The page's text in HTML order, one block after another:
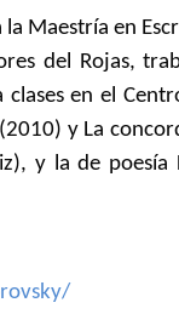
Maestría en
del Rojas,
en el
y La
y la de poesía